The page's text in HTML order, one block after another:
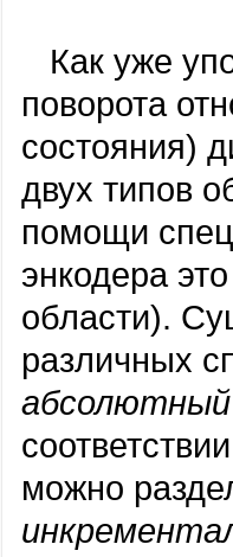
Как уже упоминалось ранее, положение (угол
поворота
состояния)
двух типов
помощи
энкодера
области).
различных
абсолютный
можно